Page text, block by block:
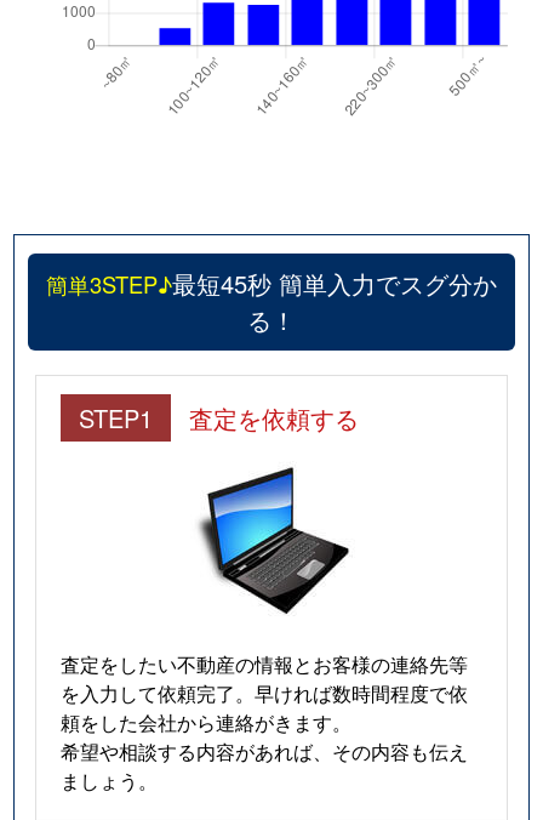
簡単3STEP♪最短45秒 簡単入力でスグ分か
る！
STEP1 査定を依頼する
査定をしたい不動産の情報とお客様の連絡先等
を入力して依頼完了。早ければ数時間程度で依
頼をした会社から連絡がきます。
希望や相談する内容があれば、その内容も伝え
ましょう。